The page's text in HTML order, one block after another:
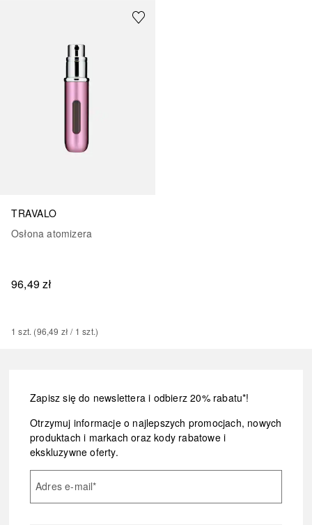
TRAVALO
Osłona atomizera
96,49 zł
1 szt. (96,49 zł / 1 szt.)
Zapisz się do newslettera i odbierz 20% rabatu*!
Otrzymuj informacje o najlepszych promocjach, nowych
produktach i markach oraz kody rabatowe i
ekskluzywne oferty.
Adres e-mail*